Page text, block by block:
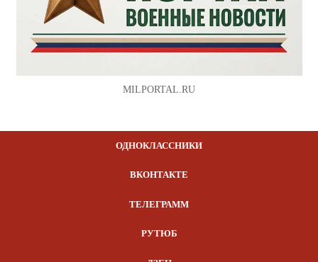
MILPORTAL.RU
ОДНОКЛАССНИКИ
ВКОНТАКТЕ
ТЕЛЕГРАММ
РУТЮБ